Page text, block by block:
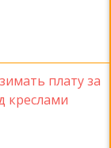
плату за
креслами